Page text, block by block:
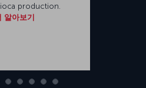
production.
알아보기